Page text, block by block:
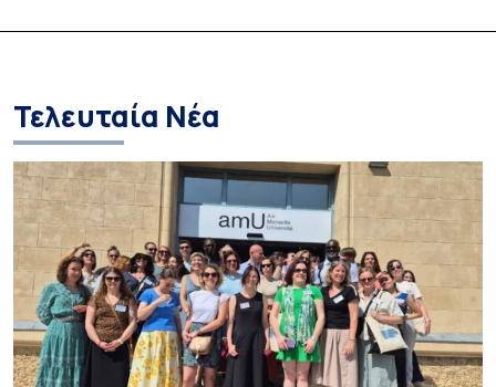
Τελευταία Νέα